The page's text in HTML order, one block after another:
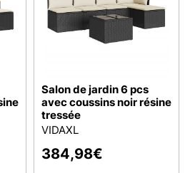
Salon de jardin 6 pcs
avec coussins noir résine
tressée
VIDAXL
384,98€